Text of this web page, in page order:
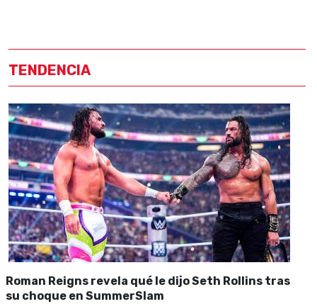
TENDENCIA
Roman Reigns revela qué le dijo Seth Rollins tras
su choque en SummerSlam